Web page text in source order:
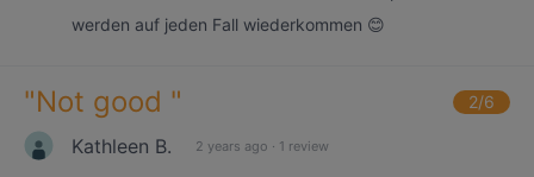
werden auf jeden Fall wiederkommen 😊
"Not good " 2/6
Kathleen B. 2 years ago · 1 review